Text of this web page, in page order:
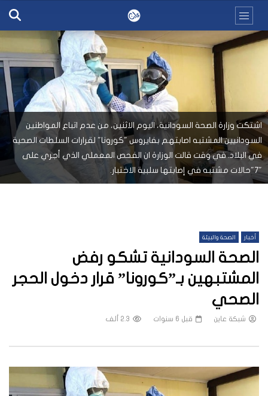
اشتكت وزارة الصحة السودانية، اليوم الاثنين، من عدم اتباع المواطنين
السودانيين المشتبه اصابتهم بفايروس "كورونا" لقرارات السلطات الصحية
في البلاد. في وقت قالت الوزارة ان الفحص المعملي الذي أجري على
"7"حالات مشتبه في إصابتها سلبية الاختبار.
أخبار الصحة والبيئة
الصحة السودانية تشكو رفض
المشتبهين بـ”كورونا” قرار دخول الحجر
الصحي
شبكة عاين قبل 6 سنوات 2.3 ألف